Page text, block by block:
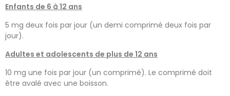
Enfants de 6 à 12 ans
5 mg deux fois par jour (un demi comprimé deux fois par
jour).
Adultes et adolescents de plus de 12 ans
10 mg une fois par jour (un comprimé). Le comprimé doit
être avalé avec une boisson.